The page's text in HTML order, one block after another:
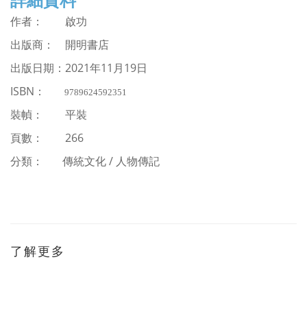
作者： 啟功
出版商： 開明書店
出版日期： 2021年11月19日
ISBN ： 9789624592351
裝幀： 平裝
頁數： 266
分類：
傳統文化 / 人物傳記
了解更多